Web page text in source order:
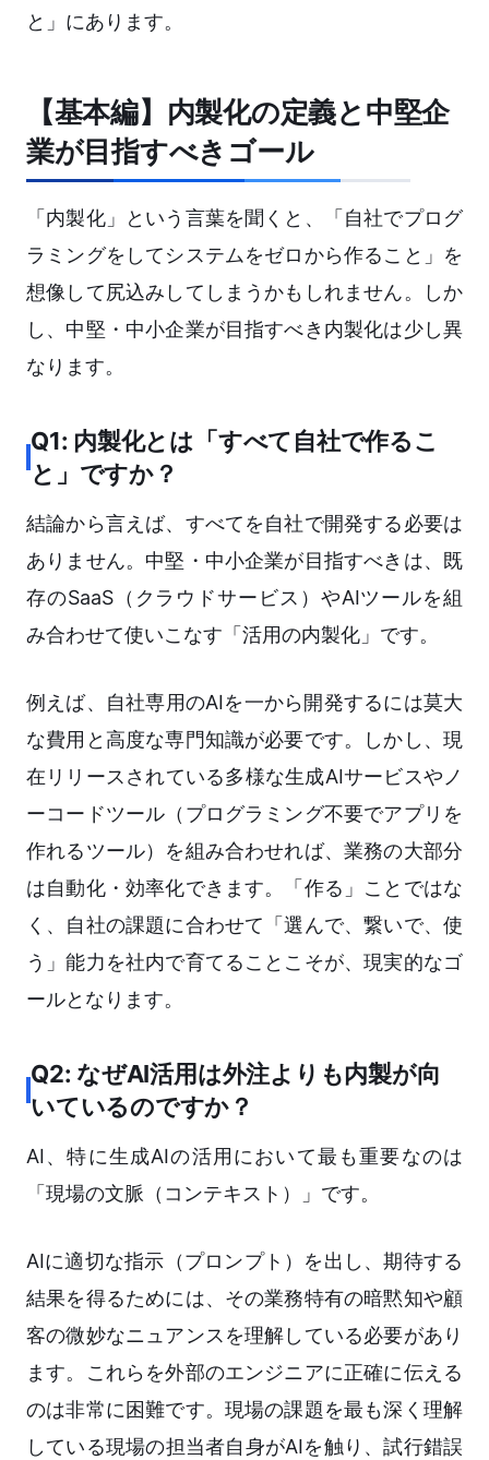
と」にあります。
【基本編】内製化の定義と中堅企
業が目指すべきゴール
「内製化」という言葉を聞くと、「自社でプログ
ラミングをしてシステムをゼロから作ること」を
想像して尻込みしてしまうかもしれません。しか
し、中堅・中小企業が目指すべき内製化は少し異
なります。
Q1: 内製化とは「すべて自社で作るこ
と」ですか？
結論から言えば、すべてを自社で開発する必要は
ありません。中堅・中小企業が目指すべきは、既
存のSaaS（クラウドサービス）やAIツールを組
み合わせて使いこなす「活用の内製化」です。
例えば、自社専用のAIを一から開発するには莫大
な費用と高度な専門知識が必要です。しかし、現
在リリースされている多様な生成AIサービスやノ
ーコードツール（プログラミング不要でアプリを
作れるツール）を組み合わせれば、業務の大部分
は自動化・効率化できます。「作る」ことではな
く、自社の課題に合わせて「選んで、繋いで、使
う」能力を社内で育てることこそが、現実的なゴ
ールとなります。
Q2: なぜAI活用は外注よりも内製が向
いているのですか？
AI、特に生成AIの活用において最も重要なのは
「現場の文脈（コンテキスト）」です。
AIに適切な指示（プロンプト）を出し、期待する
結果を得るためには、その業務特有の暗黙知や顧
客の微妙なニュアンスを理解している必要があり
ます。これらを外部のエンジニアに正確に伝える
のは非常に困難です。現場の課題を最も深く理解
している現場の担当者自身がAIを触り、試行錯誤